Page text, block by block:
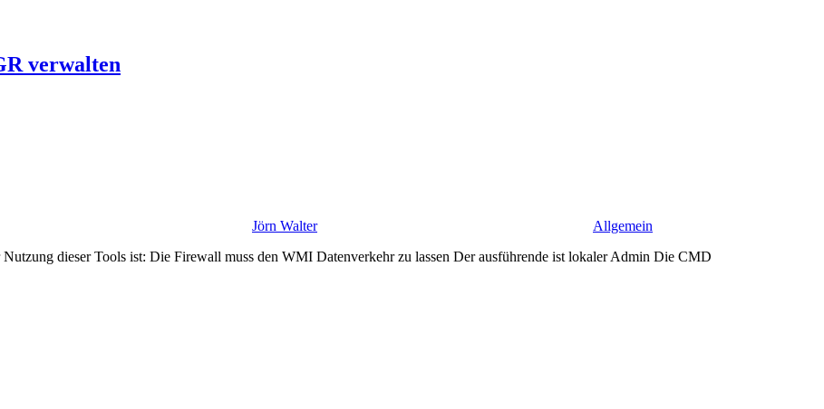
verwalten
Jörn Walter
Allgemein
dieser Tools ist: Die Firewall muss den WMI Datenverkehr zu lassen Der ausführende ist lokaler Admin Die CMD